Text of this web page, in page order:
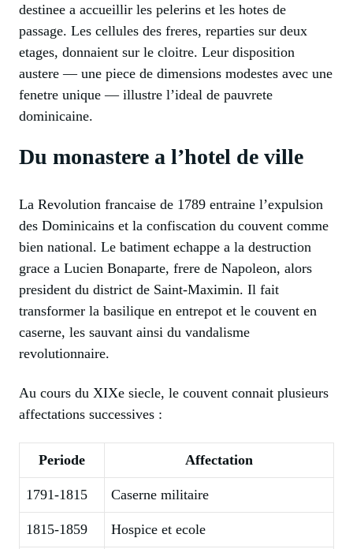
destinee a accueillir les pelerins et les hotes de
passage. Les cellules des freres, reparties sur deux
etages, donnaient sur le cloitre. Leur disposition
austere — une piece de dimensions modestes avec une
fenetre unique — illustre l’ideal de pauvrete
dominicaine.
Du monastere a l’hotel de ville
La Revolution francaise de 1789 entraine l’expulsion
des Dominicains et la confiscation du couvent comme
bien national. Le batiment echappe a la destruction
grace a Lucien Bonaparte, frere de Napoleon, alors
president du district de Saint-Maximin. Il fait
transformer la basilique en entrepot et le couvent en
caserne, les sauvant ainsi du vandalisme
revolutionnaire.
Au cours du XIXe siecle, le couvent connait plusieurs
affectations successives :
Periode Affectation
1791-1815 Caserne militaire
1815-1859 Hospice et ecole